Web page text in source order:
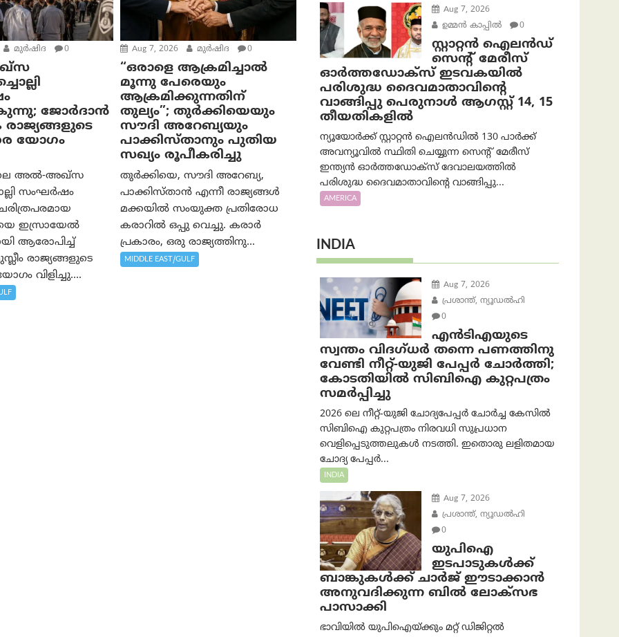
മുര്‍ഷിദ 0
ജോർദാൻ
രാജ്യങ്ങളുടെ
യോഗം
അൽ-അഖ്‌സ
സംഘർഷം
ഇസ്രായേൽ
ആരോപിച്ച്
രാജ്യങ്ങളുടെ
വിളിച്ചു....
Aug 7, 2026 മുര്‍ഷിദ 0
“ഒരാളെ ആക്രമിച്ചാല്‍
മൂന്നു പേരെയും
ആക്രമിക്കുന്നതിന്
തുല്യം”; തുർക്കിയെയും
സൗദി അറേബ്യയും
പാക്കിസ്താനും പുതിയ
സഖ്യം രൂപീകരിച്ചു
തുർക്കിയെ, സൗദി അറേബ്യ,
പാക്കിസ്താന്‍ എന്നീ രാജ്യങ്ങൾ
മക്കയിൽ സംയുക്ത പ്രതിരോധ
കരാറിൽ ഒപ്പു വെച്ചു. കരാർ
പ്രകാരം, ഒരു രാജ്യത്തിനു...
MIDDLE EAST/GULF
Aug 7, 2026
ഉമ്മന്‍ കാപ്പില്‍
0
സ്റ്റാറ്റൻ ഐലൻഡ്
സെന്റ് മേരീസ്
ഓർത്തഡോക്സ് ഇടവകയിൽ
പരിശുദ്ധ ദൈവമാതാവിന്റെ
വാങ്ങിപ്പു പെരുനാൾ ആഗസ്റ്റ് 14, 15
തീയതികളിൽ
ന്യൂയോർക്ക് സ്റ്റാറ്റൻ ഐലൻഡിൽ 130 പാർക്ക്
അവന്യൂവിൽ സ്ഥിതി ചെയ്യുന്ന സെന്റ് മേരീസ്
ഇന്ത്യൻ ഓർത്തഡോക്സ് ദേവാലയത്തിൽ
പരിശുദ്ധ ദൈവമാതാവിന്റെ വാങ്ങിപ്പു...
AMERICA
INDIA
Aug 7, 2026
പ്രശാന്ത്, ന്യൂഡല്‍ഹി
0
എൻ‌ടി‌എയുടെ
സ്വന്തം വിദഗ്ധർ തന്നെ പണത്തിനു
വേണ്ടി നീറ്റ്-യു‌ജി പേപ്പർ ചോർത്തി;
കോടതിയില്‍ സിബിഐ കുറ്റപത്രം
സമര്‍പ്പിച്ചു
2026 ലെ നീറ്റ്-യുജി ചോദ്യപേപ്പർ ചോർച്ച കേസിൽ
സിബിഐ കുറ്റപത്രം നിരവധി സുപ്രധാന
വെളിപ്പെടുത്തലുകൾ നടത്തി. ഇതൊരു ലളിതമായ
ചോദ്യ പേപ്പർ...
INDIA
Aug 7, 2026
പ്രശാന്ത്, ന്യൂഡല്‍ഹി
0
യുപിഐ
ഇടപാടുകൾക്ക്
ബാങ്കുകൾക്ക് ചാർജ് ഈടാക്കാൻ
അനുവദിക്കുന്ന ബിൽ ലോക്‌സഭ
പാസാക്കി
ഭാവിയിൽ യുപിഐയ്ക്കും മറ്റ് ഡിജിറ്റൽ